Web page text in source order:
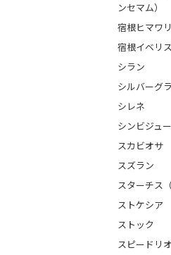
ンセマム）
宿根ヒマワリ
宿根イベリス
シラン
シルバーグ
シレネ
シンビジュ
スカビオサ
スズラン
スターチス
ストケシア
ストック
スピードリ